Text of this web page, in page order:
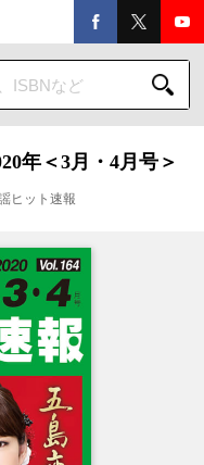
年＜3月・4月号＞
ヒット速報